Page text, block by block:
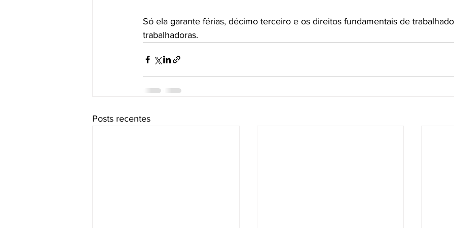
Só ela garante férias, décimo terceiro e os direitos fundamentais de
trabalhadoras.
Posts recentes